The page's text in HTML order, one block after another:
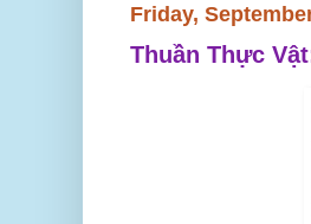
Friday,
Thuần Thực